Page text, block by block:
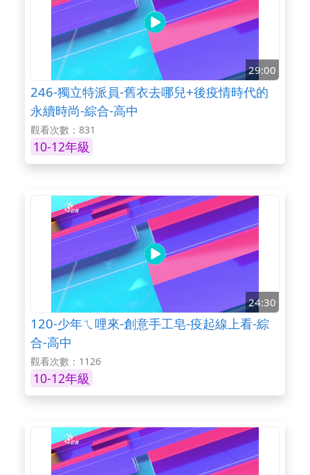
29:00
246-獨立特派員-舊衣去哪兒+後疫情時代的
永續時尚-綜合-高中
觀看次數：831
10-12年級
24:30
120-少年ㄟ哩來-創意手工皂-疫起線上看-綜
合-高中
觀看次數：1126
10-12年級